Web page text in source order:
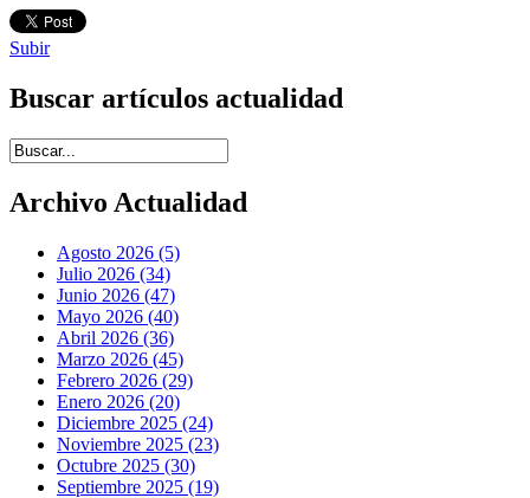
Subir
Buscar artículos actualidad
Introduce términos de búsqueda
Archivo Actualidad
Agosto 2026 (5)
Julio 2026 (34)
Junio 2026 (47)
Mayo 2026 (40)
Abril 2026 (36)
Marzo 2026 (45)
Febrero 2026 (29)
Enero 2026 (20)
Diciembre 2025 (24)
Noviembre 2025 (23)
Octubre 2025 (30)
Septiembre 2025 (19)